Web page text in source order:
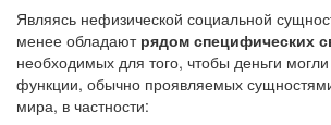
Являясь нефизической социальной
менее обладаютрядом специфических
необходимых для того, чтобы деньги
функции, обычно проявляемых
мира, в частности: